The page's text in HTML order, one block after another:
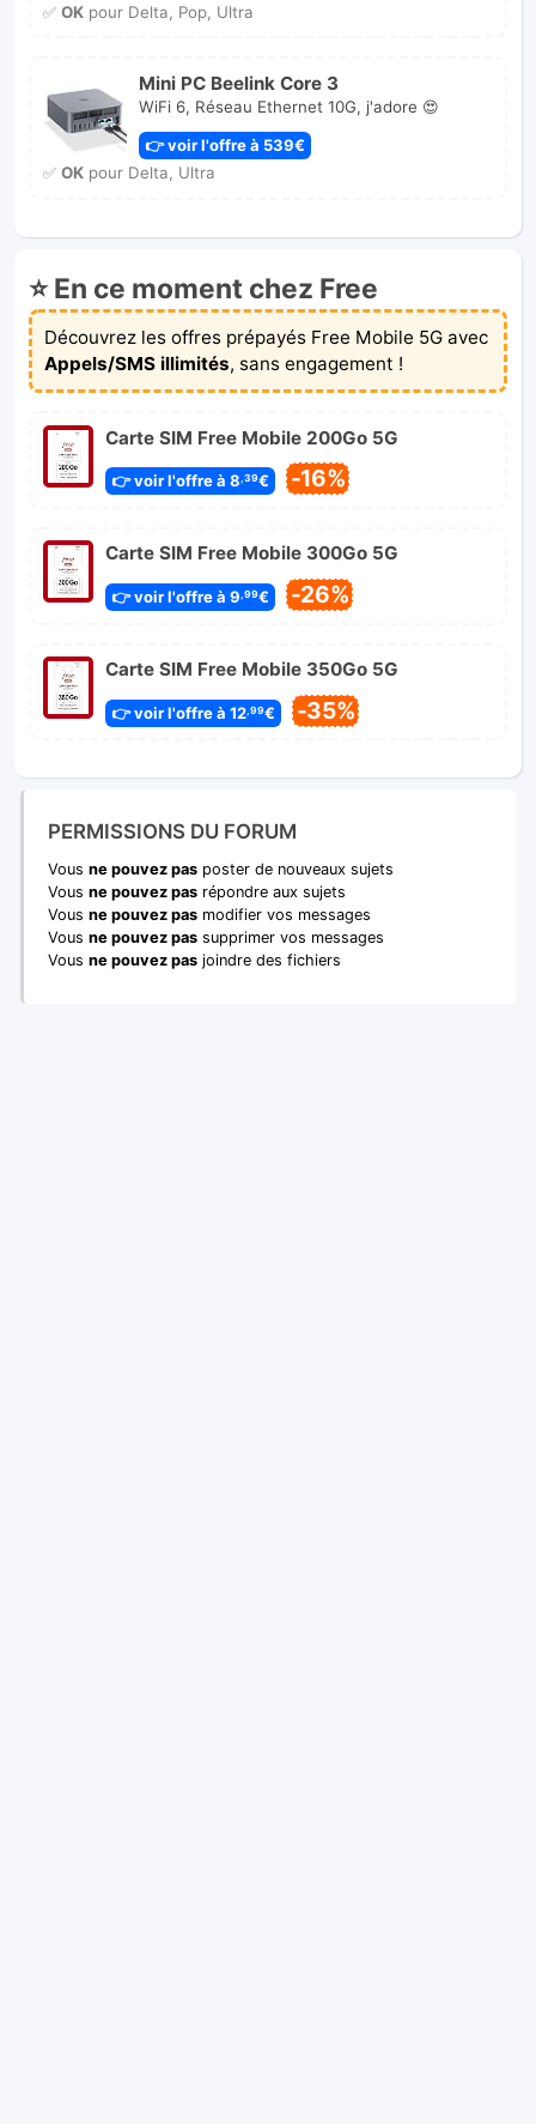
✅ OKpour Delta, Pop, Ultra
Mini PC Beelink Core 3
WiFi 6, Réseau Ethernet 10G, j'adore 😍
👉 voir l'offre à 539€
✅ OKpour Delta, Ultra
⭐ En ce moment chez Free
Découvrez les offres prépayés Free Mobile 5G avec
Appels/SMS illimités, sans engagement !
Carte SIM Free Mobile 200Go 5G
👉 voir l'offre à 8 ,39€ -16%
Carte SIM Free Mobile 300Go 5G
👉 voir l'offre à 9 ,99€ -26%
Carte SIM Free Mobile 350Go 5G
👉 voir l'offre à 12,99€ -35%
PERMISSIONS DU FORUM
Vous ne pouvez pas poster de nouveaux sujets
Vous ne pouvez pas répondre aux sujets
Vous ne pouvez pas modifier vos messages
Vous ne pouvez pas supprimer vos messages
Vous ne pouvez pas joindre des fichiers